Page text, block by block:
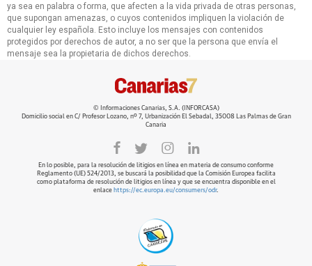
ya sea en palabra o forma, que afecten a la vida privada de otras personas,
que supongan amenazas, o cuyos contenidos impliquen la violación de
cualquier ley española. Esto incluye los mensajes con contenidos
protegidos por derechos de autor, a no ser que la persona que envía el
mensaje sea la propietaria de dichos derechos.
© Informaciones Canarias, S.A. (INFORCASA)
Domicilio social en C/ Profesor Lozano, nº 7, Urbanización El Sebadal, 35008 Las Palmas de Gran
Canaria
En lo posible, para la resolución de litigios en línea en materia de consumo conforme
Reglamento (UE) 524/2013, se buscará la posibilidad que la Comisión Europea facilita
como plataforma de resolución de litigios en línea y que se encuentra disponible en el
enlace https://ec.europa.eu/consumers/odr.